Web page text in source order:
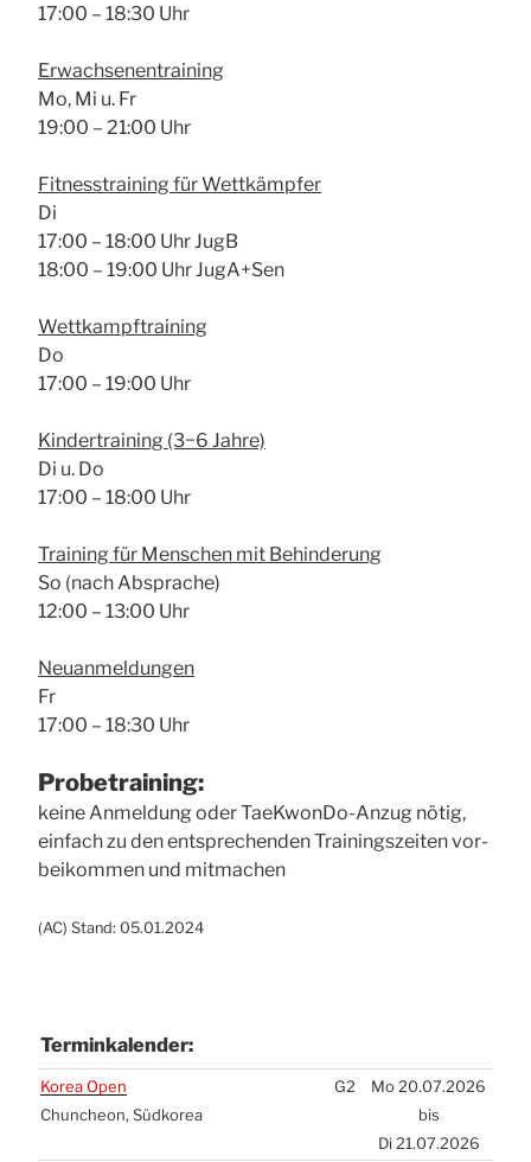
17:00 – 18:30 Uhr
Erwach­se­nen­trai­ning
Mo, Mi u. Fr
19:00 – 21:00 Uhr
Fit­ness­trai­ning für Wett­kämp­fer
Di
17:00 – 18:00 Uhr JugB
18:00 – 19:00 Uhr JugA+Sen
Wett­kampf­trai­ning
Do
17:00 – 19:00 Uhr
Kin­der­trai­ning (3−6 Jah­re)
Di u. Do
17:00 – 18:00 Uhr
Trai­ning für Men­schen mit Behin­de­rung
So (nach Abspra­che)
12:00 – 13:00 Uhr
Neu­an­mel­dun­gen
Fr
17:00 – 18:30 Uhr
Pro­be­trai­ning:
kei­ne Anmel­dung oder Tae­Kwon­Do-Anzug nötig,
ein­fach zu den ent­spre­chen­den Trai­nings­zei­ten vor­
bei­kom­men und mit­ma­chen
(AC) Stand: 05.01.2024
Ter­min­ka­len­der:
Ter­min­ka­len­der:
Korea Open
Chun­che­on, Süd­ko­rea
G2
Mo 20.07.2026
bis
Di 21.07.2026